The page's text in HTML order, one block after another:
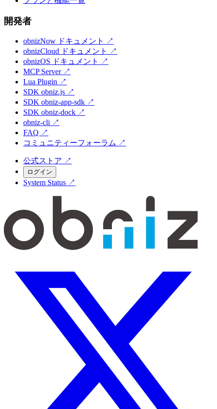
開発者
obnizNow ドキュメント
↗
obnizCloud ドキュメント
↗
obnizOS ドキュメント
↗
MCP Server ↗
Lua Plugin ↗
SDK obniz.js ↗
SDK obniz-app-sdk ↗
SDK obniz-dock ↗
obniz-cli ↗
FAQ ↗
コミュニティーフォーラム ↗
公式ストア ↗
ログイン
System Status ↗